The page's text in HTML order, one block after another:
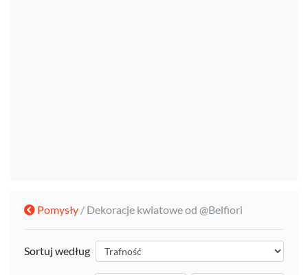
Pomysły / Dekoracje kwiatowe od @Belfiori
Sortuj według